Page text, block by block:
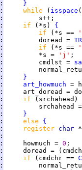
:
}
: while ( isspace
:
: if (*s) {
: if (*s ==
:
         doread =
: if (*s ==
:
         *s =
'j'
:
         cmdlst =
:
:
}
:
art_howmuch
:
: if
:
srchahead
:
}
: else {
: register char
:
:
     howmuch =
0
:
doread =
: if (cmdchr ==
: